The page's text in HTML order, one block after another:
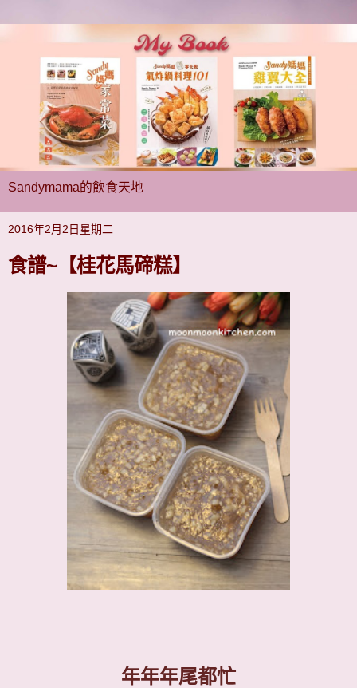
Sandymama的飲食天地
2016年2月2日星期二
食譜~【桂花馬碲糕】
年年年尾都忙